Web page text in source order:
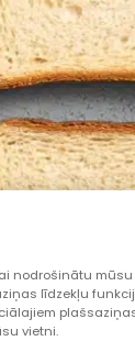
nodrošinātu
līdzekļu
vietni.